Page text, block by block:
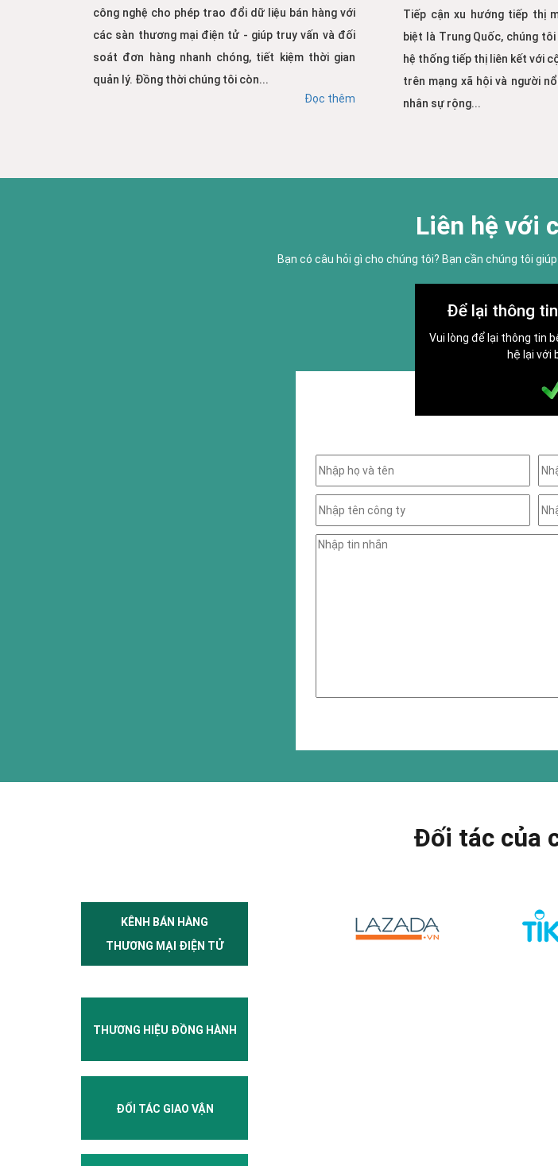
công nghệ cho phép trao đổi dữ liệu bán hàng với
các sàn thương mại điện tử - giúp truy vấn và đối
soát đơn hàng nhanh chóng, tiết kiệm thời gian
quản lý. Đồng thời chúng tôi còn...
Đọc thêm
Tiếp cận xu hướng tiếp thị
biệt là Trung Quốc, chúng
hệ thống tiếp thị liên kết với
trên mạng xã hội và người
nhân sự rộng...
Liên hệ với
Bạn có câu hỏi gì cho chúng tôi? Bạn cần chúng tôi
Để lại thông
Vui lòng để lại thông tin
hệ lại với
Đối tác của
KÊNH BÁN HÀNG
THƯƠNG MẠI ĐIỆN TỬ
THƯƠNG HIỆU ĐỒNG HÀNH
ĐỐI TÁC GIAO VẬN